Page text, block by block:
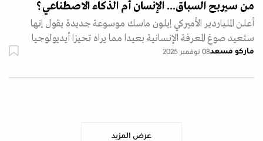
من سيربح السباق... الإنسان أم الذكاء الاصطناعي؟
أعلن الملياردير الأميركي إيلون ماسك موسوعة جديدة يقول إنها
ستعيد صوغ المعرفة الإنسانية بعيدا مما يراه تحيزا أيديولوجيا
ماركو مسعد08 نوفمبر 2025
عرض المزيد